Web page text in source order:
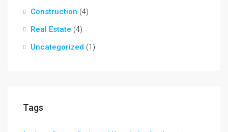
Construction (4)
Real Estate (4)
Uncategorized (1)
Tags